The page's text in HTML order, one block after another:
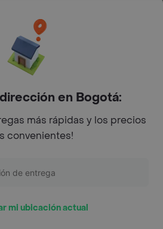
de Restaurantes
países
Google play
para pedir Comida a Domicilio -
en Bogotá:
más rápidas y los precios
convenientes!
mi ubicación actual